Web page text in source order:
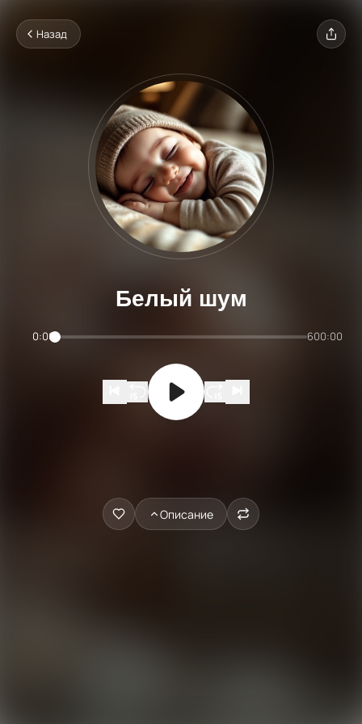
Назад
Белый шум
0:00 600:00
Описание